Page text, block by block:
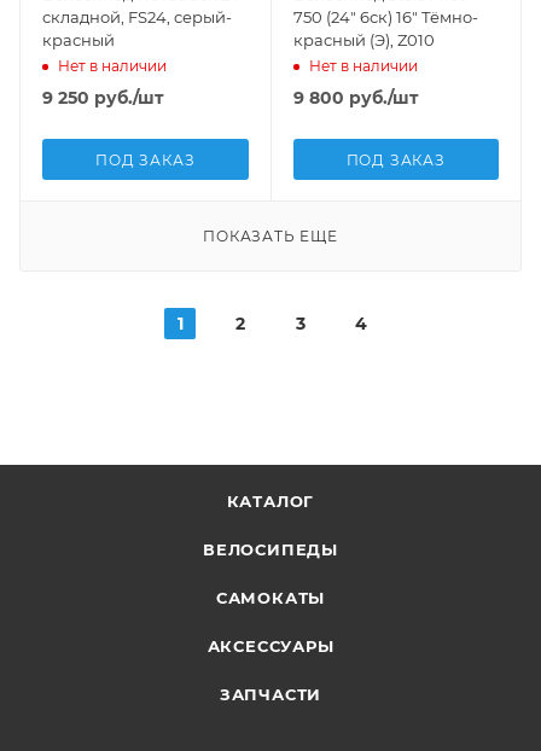
складной, FS24, серый-
красный
Нет в наличии
9 250 руб./шт
ПОД ЗАКАЗ
750 (24" 6ск) 16" Тёмно-
красный (Э), Z010
Нет в наличии
9 800 руб./шт
ПОД ЗАКАЗ
ПОКАЗАТЬ ЕЩЕ
1 2 3 4
КАТАЛОГ
ВЕЛОСИПЕДЫ
САМОКАТЫ
АКСЕССУАРЫ
ЗАПЧАСТИ